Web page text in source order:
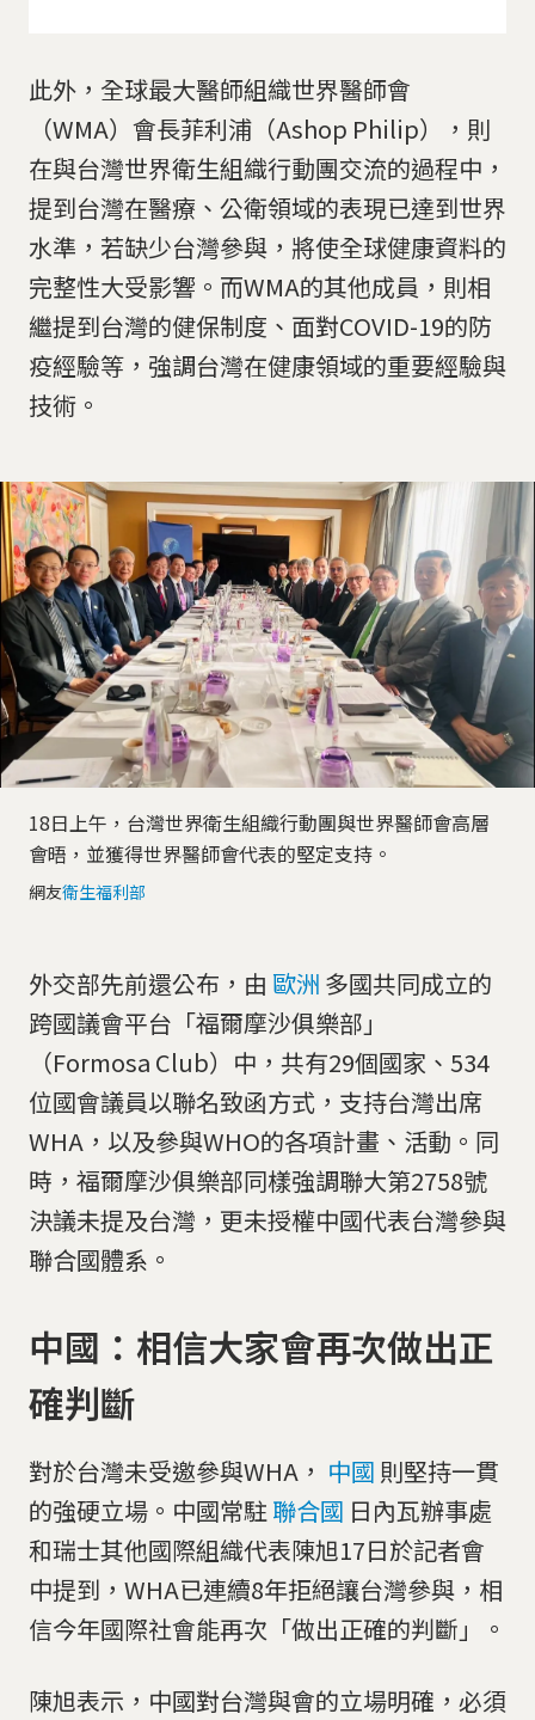
此外，全球最大醫師組織世界醫師會
（WMA）會長菲利浦（Ashop Philip），則
在與台灣世界衛生組織行動團交流的過程中，
提到台灣在醫療、公衛領域的表現已達到世界
水準，若缺少台灣參與，將使全球健康資料的
完整性大受影響。而WMA的其他成員，則相
繼提到台灣的健保制度、面對COVID-19的防
疫經驗等，強調台灣在健康領域的重要經驗與
技術。
18日上午，台灣世界衛生組織行動團與世界醫師會高層
會晤，並獲得世界醫師會代表的堅定支持。
網友衛生福利部
外交部先前還公布，由 歐洲 多國共同成立的
跨國議會平台「福爾摩沙俱樂部」
（Formosa Club）中，共有29個國家、534
位國會議員以聯名致函方式，支持台灣出席
WHA，以及參與WHO的各項計畫、活動。同
時，福爾摩沙俱樂部同樣強調聯大第2758號
決議未提及台灣，更未授權中國代表台灣參與
聯合國體系。
中國：相信大家會再次做出正
確判斷
對於台灣未受邀參與WHA， 中國 則堅持一貫
的強硬立場。中國常駐聯合國 日內瓦辦事處
和瑞士其他國際組織代表陳旭17日於記者會
中提到，WHA已連續8年拒絕讓台灣參與，相
信今年國際社會能再次「做出正確的判斷」。
陳旭表示，中國對台灣與會的立場明確，必須